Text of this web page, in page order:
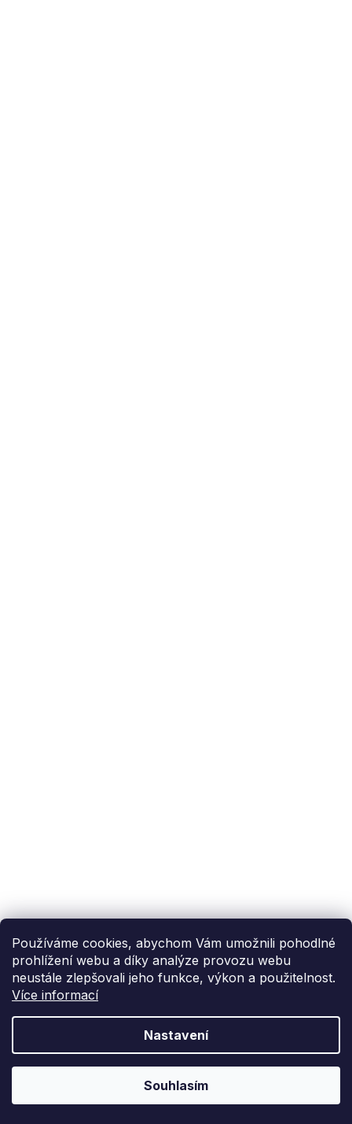
Používáme cookies, abychom Vám umožnili pohodlné
prohlížení webu a díky analýze provozu webu
neustále zlepšovali jeho funkce, výkon a použitelnost.
Více informací
Nastavení
Souhlasím